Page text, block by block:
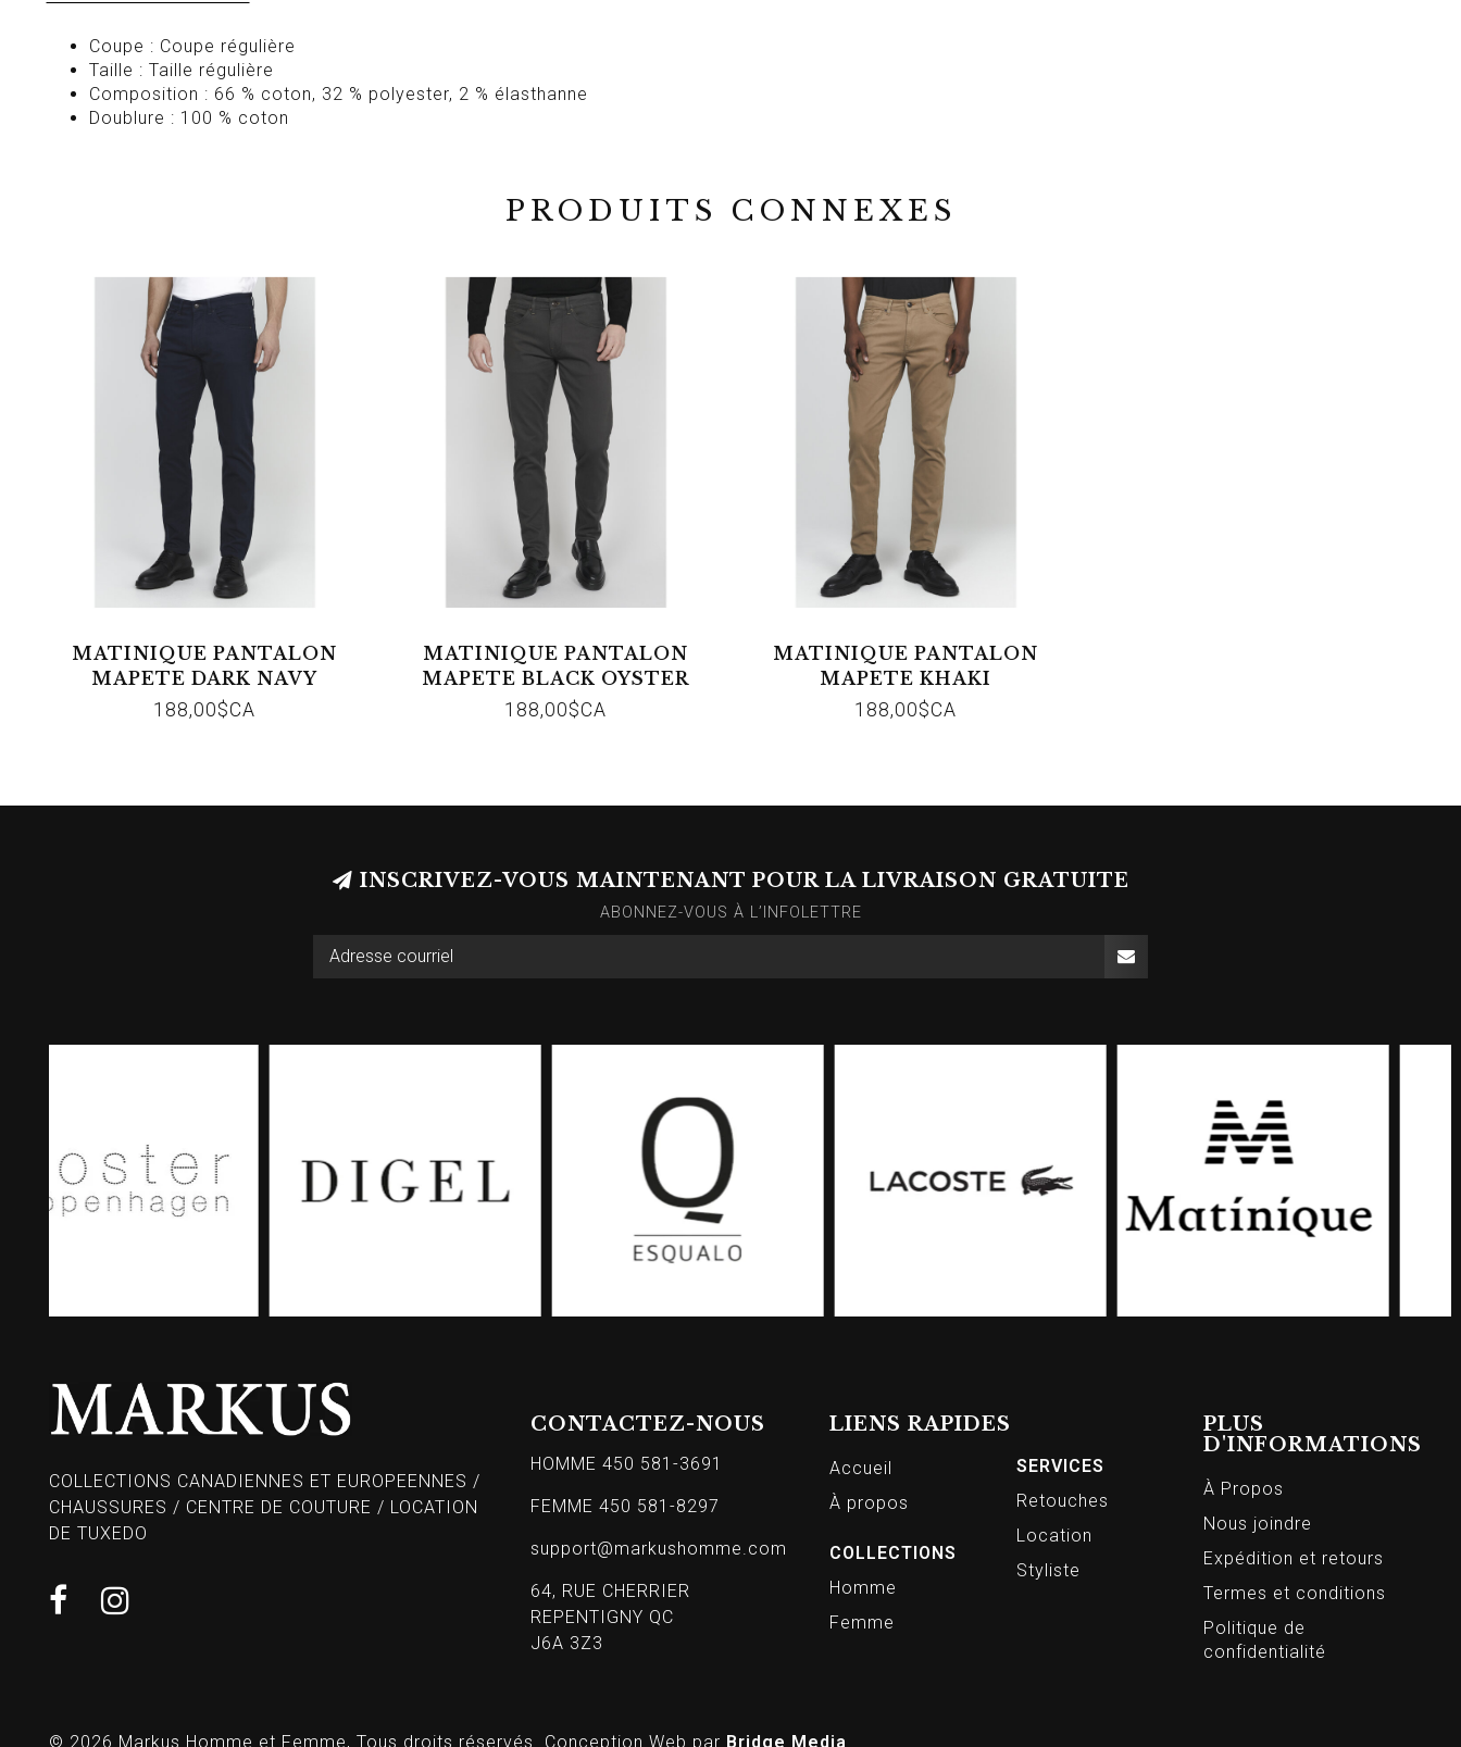
Coupe : Coupe régulière
Taille : Taille régulière
Composition : 66 % coton, 32 % polyester, 2 % élasthanne
Doublure : 100 % coton
PRODUITS CONNEXES
MATINIQUE PANTALON
MAPETE DARK NAVY
188,00$CA
MATINIQUE PANTALON
MAPETE BLACK OYSTER
188,00$CA
MATINIQUE PANTALON
MAPETE KHAKI
188,00$CA
INSCRIVEZ-VOUS MAINTENANT POUR LA LIVRAISON GRATUITE
ABONNEZ-VOUS À L’INFOLETTRE
COLLECTIONS CANADIENNES ET EUROPEENNES /
CHAUSSURES / CENTRE DE COUTURE / LOCATION
DE TUXEDO
CONTACTEZ-NOUS
HOMME 450 581-3691
FEMME 450 581-8297
support@markushomme.com
64, RUE CHERRIER
REPENTIGNY QC
J6A 3Z3
LIENS RAPIDES
Accueil
À propos
COLLECTIONS
Homme
Femme
SERVICES
Retouches
Location
Styliste
PLUS
D'INFORMATIONS
À Propos
Nous joindre
Expédition et retours
Termes et conditions
Politique de
confidentialité
© 2026 Markus Homme et Femme, Tous droits réservés. Conception Web par Bridge Media